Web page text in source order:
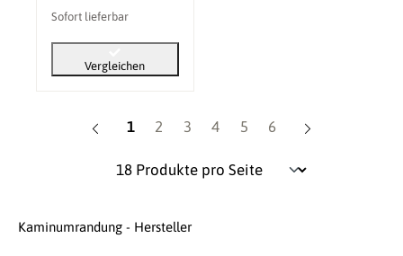
Sofort lieferbar
Vergleichen
Seite
1 Seite
2 Seite
3 Seite
4 Seite
5 Seite
6
Kaminumrandung - Hersteller